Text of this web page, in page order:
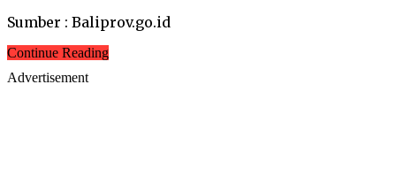
Sumber : Baliprov.go.id
Continue Reading
Advertisement